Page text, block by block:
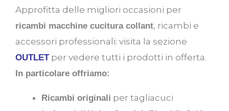
Approfitta delle migliori occasioni per
ricambi macchine cucitura collant, ricambi e
accessori professionali: visita la sezione
OUTLETper vedere tutti i prodotti in offerta.
In particolare offriamo:
Ricambi originali per tagliacuci